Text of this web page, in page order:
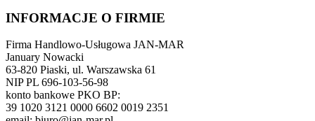
INFORMACJE O FIRMIE
Firma Handlowo-Usługowa JAN-MAR
January Nowacki
63-820 Piaski, ul. Warszawska 61
NIP PL 696-103-56-98
konto bankowe PKO BP:
39 1020 3121 0000 6602 0019 2351